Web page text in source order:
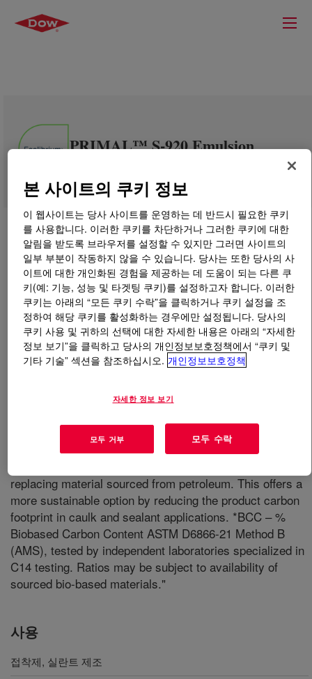
PRIMAL™ S-920 Emulsion
무엇입니까PRIMAL™ S-920 Emulsion Polymer?
"PRIMAL™ S 920 emulsion polymer contains up to about
replacing material sourced from petroleum. This offers a
more sustainable option by reducing the product carbon
footprint in caulk and sealant applications. *BCC – %
Biobased Carbon Content ASTM D6866-21 Method B
(AMS), tested by independent laboratories specialized in
C14 testing. Ratios may be subject to availability of
sourced bio-based materials."
사용
접착제, 실란트 제조
본 사이트의 쿠키 정보
이 웹사이트는 당사 사이트를 운영하는 데 반드시 필요한 쿠키
를 사용합니다. 이러한 쿠키를 차단하거나 그러한 쿠키에 대한
알림을 받도록 브라우저를 설정할 수 있지만 그러면 사이트의
일부 부분이 작동하지 않을 수 있습니다. 당사는 또한 당사의 사
이트에 대한 개인화된 경험을 제공하는 데 도움이 되는 다른 쿠
키(예: 기능, 성능 및 타겟팅 쿠키)를 설정하고자 합니다. 이러한
쿠키는 아래의 “모든 쿠키 수락”을 클릭하거나 쿠키 설정을 조
정하여 해당 쿠키를 활성화하는 경우에만 설정됩니다. 당사의
쿠키 사용 및 귀하의 선택에 대한 자세한 내용은 아래의 “자세한
정보 보기”을 클릭하고 당사의 개인정보보호정책에서 “쿠키 및
기타 기술” 섹션을 참조하십시오. 개인정보보호정책
자세한 정보 보기
모두 거부 모두 수락